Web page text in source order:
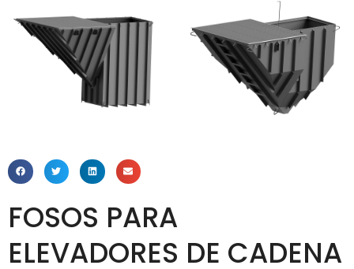
FOSOS PARA
ELEVADORES DE CADENA